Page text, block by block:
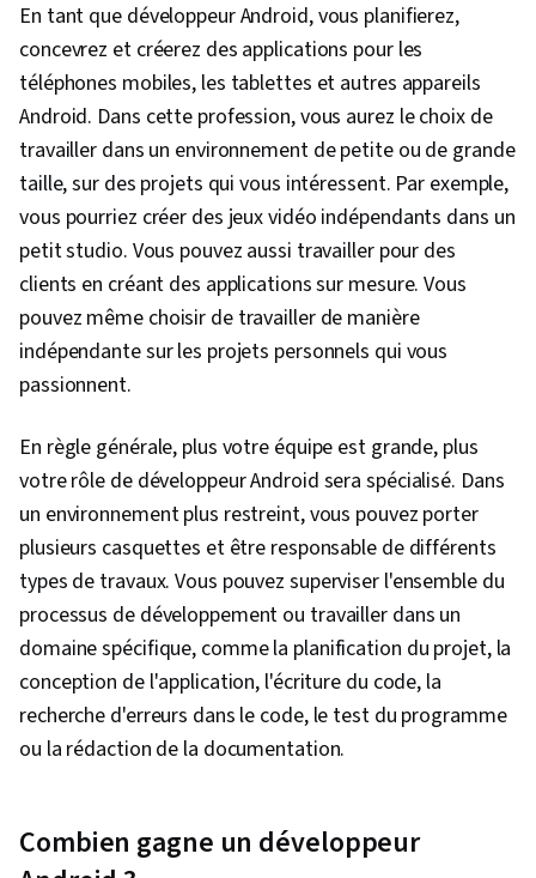
Android, Jetpack Android, Kotlin, Structures de
données, Javascript, GitHub, Restful API,
Android Studio, Figma (logiciel de conception),
Éléments et principes de conception, Facilité
d'utilisation, Wireframing, Composants de
l'interface utilisateur, Conception de
l'expérience utilisateur, Conception de sites
web, Conception centrée sur l'utilisateur,
Conception de l'interface utilisateur (UI),
Recherche en design, Conception de la mise en
page, Conception de l'interface et de
Conception de l'expérience, Interface
utilisateur (UI), Animations, Langage de balisage
extensible (XML), Développement
multiplateforme, Programmation
événementielle, Programmation orientée objet
(POO), Tests unitaires, Outils de
développement web, Node.JS, Conception
fonctionnelle, Programmation informatique,
Gestion des paquets et des logiciels,
programmation, Gradle, Environnement virtuel,
En tant que développeur Android, vous planifierez,
concevrez et créerez des applications pour les
téléphones mobiles, les tablettes et autres appareils
Android. Dans cette profession, vous aurez le choix de
travailler dans un environnement de petite ou de grande
taille, sur des projets qui vous intéressent. Par exemple,
vous pourriez créer des jeux vidéo indépendants dans un
petit studio. Vous pouvez aussi travailler pour des
clients en créant des applications sur mesure. Vous
pouvez même choisir de travailler de manière
indépendante sur les projets personnels qui vous
passionnent.
En règle générale, plus votre équipe est grande, plus
votre rôle de développeur Android sera spécialisé. Dans
un environnement plus restreint, vous pouvez porter
plusieurs casquettes et être responsable de différents
types de travaux. Vous pouvez superviser l'ensemble du
processus de développement ou travailler dans un
domaine spécifique, comme la planification du projet, la
conception de l'application, l'écriture du code, la
recherche d'erreurs dans le code, le test du programme
ou la rédaction de la documentation.
Combien gagne un développeur